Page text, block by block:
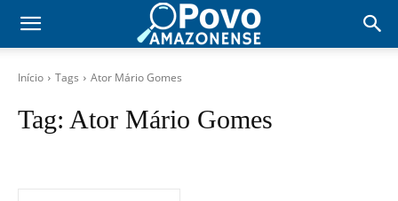
Início Tags Ator Mário Gomes
Tag: Ator Mário Gomes